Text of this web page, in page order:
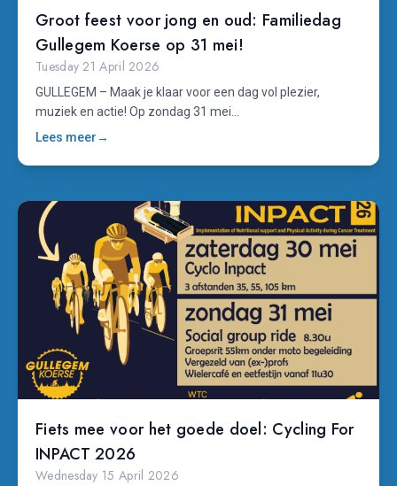
Groot feest voor jong en oud: Familiedag
Gullegem Koerse op 31 mei!
Tuesday 21 April 2026
GULLEGEM – Maak je klaar voor een dag vol plezier,
muziek en actie! Op zondag 31 mei...
Lees meer→
Fiets mee voor het goede doel: Cycling For
INPACT 2026
Wednesday 15 April 2026